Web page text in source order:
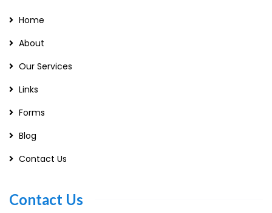
Home
About
Our Services
Links
Forms
Blog
Contact Us
Contact Us